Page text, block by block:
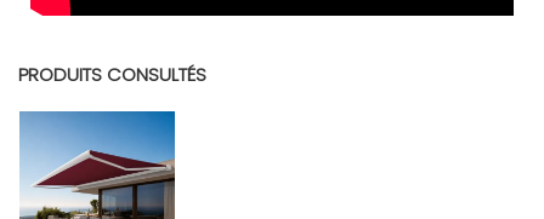
PRODUITS CONSULTÉS